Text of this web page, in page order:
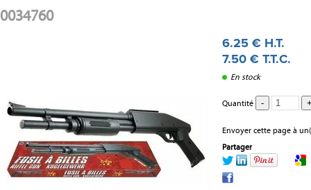
0034760
6.25 € H.T.
7.50 € T.T.C.
En stock
Quantité
Envoyer cette page à
Partager